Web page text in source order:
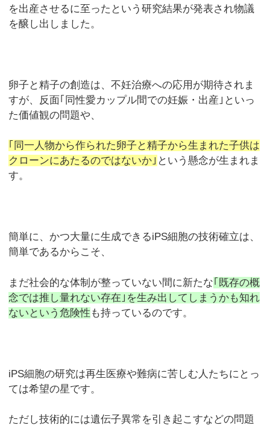
を出産させるに至ったという研究結果が発表され物議
を醸し出しました。
卵子と精子の創造は、不妊治療への応用が期待されま
すが、反面｢同性愛カップル間での妊娠・出産｣といっ
た価値観の問題や、
｢同一人物から作られた卵子と精子から生まれた子供は
クローンにあたるのではないか｣ という懸念が生まれま
す。
簡単に、かつ大量に生成できるiPS細胞の技術確立は、
簡単であるからこそ、
まだ社会的な体制が整っていない間に新たな｢既存の概
念では推し量れない存在｣を生み出してしまうかも知れ
ないという危険性 も持っているのです。
iPS細胞の研究は再生医療や難病に苦しむ人たちにとっ
ては希望の星です。
ただし技術的には遺伝子異常を引き起こすなどの問題